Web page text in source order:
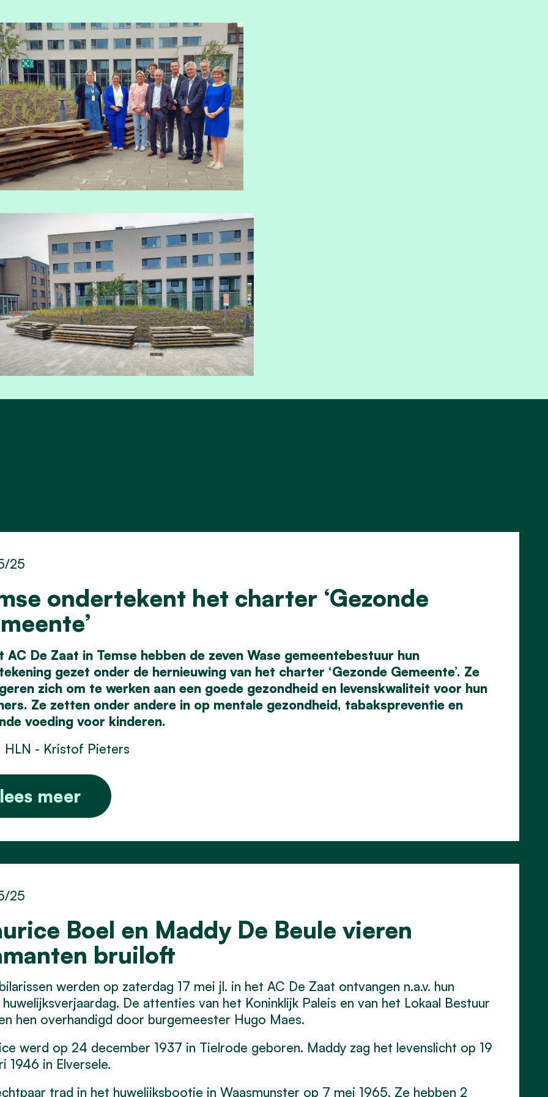
ondertekent het charter ‘Gezonde
25
AC De Zaat in Temse hebben de zeven Wase gemeentebestuur hun
gezet onder de hernieuwing van het charter ‘Gezonde Gemeente’. Ze
zich om te werken aan een goede gezondheid en levenskwaliteit voor hun
Ze zetten onder andere in op mentale gezondheid, tabakspreventie en
voeding voor kinderen.
HLN - Kristof Pieters
meer
Boel en Maddy De Beule vieren
bruiloft
25
werden op zaterdag 17 mei jl. in het AC De Zaat ontvangen n.a.v. hun
De attenties van het Koninklijk Paleis en van het Lokaal Bestuur
hen overhandigd door burgemeester Hugo Maes.
werd op 24 december 1937 in Tielrode geboren. Maddy zag het levenslicht op 19
1946 in Elversele.
trad in het huwelijksbootje in Waasmunster op 7 mei 1965. Ze hebben 2